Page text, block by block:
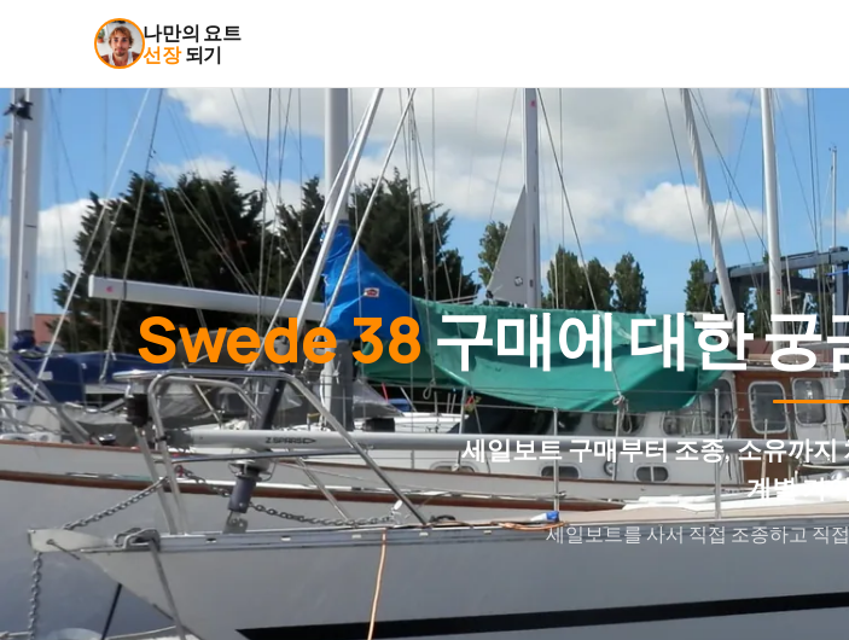
나만의 요트
선장되기
Swede 38구매에 대한 궁
세일보트 구매부터 조종, 소유까
계별 가
세일보트를 사서 직접 조종하고 직